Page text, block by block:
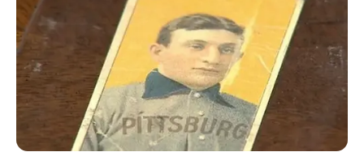
Sousplat de Crochê: 38 Modelos Lindos + Passo a
Passo
Toalha de Crochê: Passo a Passo, Gráficos +73
Fotos
25 inspirações de jogo de cozinha